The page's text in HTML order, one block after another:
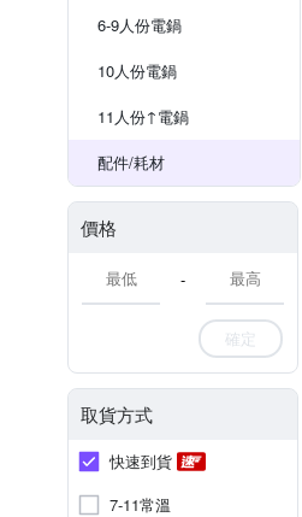
6-9人份電鍋
10人份電鍋
11人份↑電鍋
配件/耗材
價格
-
確定
取貨方式
快速到貨
7-11常溫